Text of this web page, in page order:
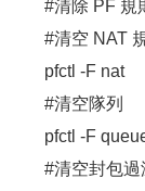
#清除 PF 規
#清空 NAT
pfctl -F nat
#清空隊列
pfctl -F
#清空封包過